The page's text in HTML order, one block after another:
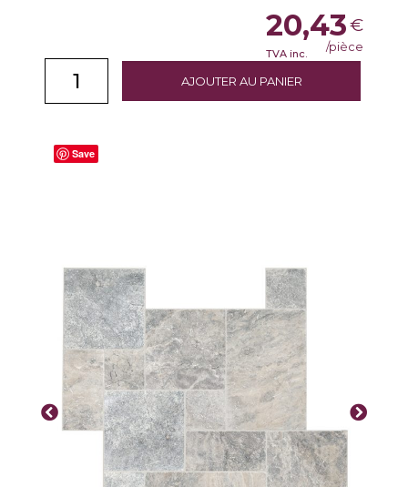
AJOUTER AU PANIER
20,43€
TVA inc. /pièce
Save